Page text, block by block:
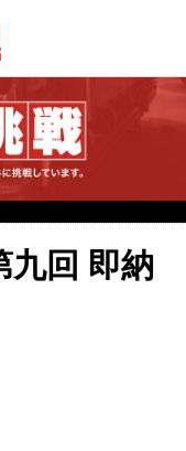
九回 即納